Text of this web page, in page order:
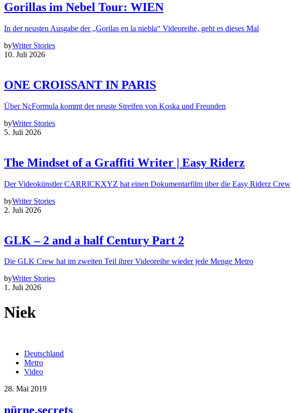
Gorillas im Nebel Tour: WIEN
In der neusten Ausgabe der „Gorilas en la niebla“ Videoreihe, geht es dieses Mal
byWriter Stories
10. Juli 2026
ONE CROISSANT IN PARIS
Über NcFormula kommt der neuste Streifen von Koska und Freunden
byWriter Stories
5. Juli 2026
The Mindset of a Graffiti Writer | Easy Riderz
Der Videokünstler CARRICKXYZ hat einen Dokumentarfilm über die Easy Riderz Crew
byWriter Stories
2. Juli 2026
GLK – 2 and a half Century Part 2
Die GLK Crew hat im zweiten Teil ihrer Videoreihe wieder jede Menge Metro
byWriter Stories
1. Juli 2026
Niek
Deutschland
Metro
Video
28. Mai 2019
nürne.secrets